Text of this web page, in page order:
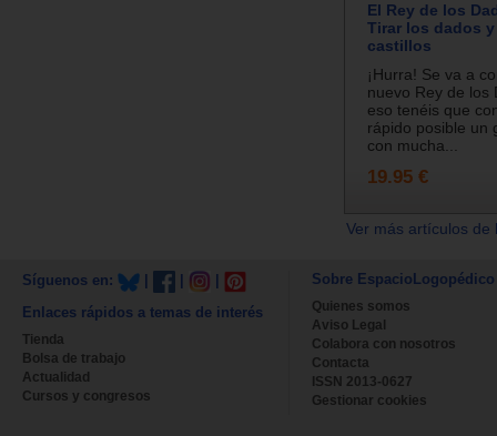
El Rey de los
Tirar los dados
castillos
¡Hurra! Se va a
nuevo Rey de los
eso tenéis que
rápido posible un
con mucha...
19.95 €
Ver más artículos
Síguenos en:
Enlaces rápidos a temas de interés
Tienda
Bolsa de trabajo
Actualidad
Cursos y congresos
Sobre EspacioLogopédico
Quienes somos
Aviso Legal
Colabora con nosotros
Contacta
ISSN 2013-0627
Gestionar cookies